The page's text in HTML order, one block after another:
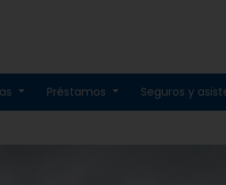
Préstamos Seguros y